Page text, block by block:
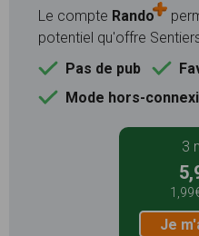
Le compte Rando
potentiel qu'offre
Pas de pub
Mode hors-
3
Je